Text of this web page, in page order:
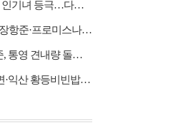
[종합] '합숙맞선2' 최정윤 인기녀 등극…다음주 마지막...
'꼬꼬무' 단종과 엄흥도…장항준·프로미스나인 이채영·...
'언니네 산지직송3' 박해준, 통영 견내량 돌미역 조업 ...
'한국기행' 대구 평양냉면·익산 황등비빈밥, 백년 식당...